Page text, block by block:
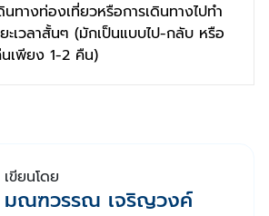
นทางท่องเที่ยวหรือการเดินทางไปทำ
ยะเวลาสั้นๆ (มักเป็นแบบไป-กลับ หรือ
เพียง 1-2 คืน)
เขียนโดย
มณฑวรรณ เจริญวงค์